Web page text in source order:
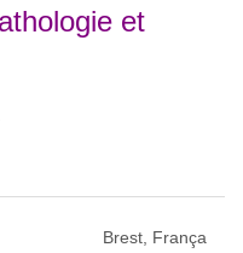
et
Brest, França